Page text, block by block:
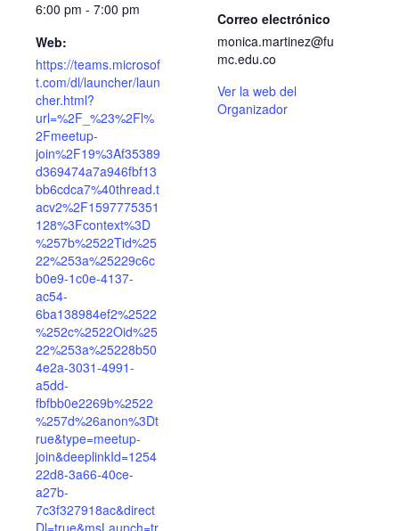
6:00 pm - 7:00 pm
Web:
https://teams.microsof
t.com/dl/launcher/laun
cher.html?
url=%2F_%23%2Fl%
2Fmeetup-
join%2F19%3Af35389
d369474a7a946fbf13
bb6cdca7%40thread.t
acv2%2F1597775351
128%3Fcontext%3D
%257b%2522Tid%25
22%253a%25229c6c
b0e9-1c0e-4137-
ac54-
6ba138984ef2%2522
%252c%2522Oid%25
22%253a%25228b50
4e2a-3031-4991-
a5dd-
fbfbb0e2269b%2522
%257d%26anon%3Dt
rue&type=meetup-
join&deeplinkId=1254
22d8-3a66-40ce-
a27b-
7c3f327918ac&direct
Dl=true&msLaunch=tr
Correo electrónico
monica.martinez@fu
mc.edu.co
Ver la web del
Organizador